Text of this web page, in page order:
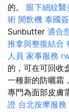
的。 眼下細紋醫
術 開飲機 泰國
Sunbutter 適合
推拿與整復結合
人員 家事服務
的，可在可回收
一種新的防曬霜
專門為面部皮膚
證 台北按摩服務